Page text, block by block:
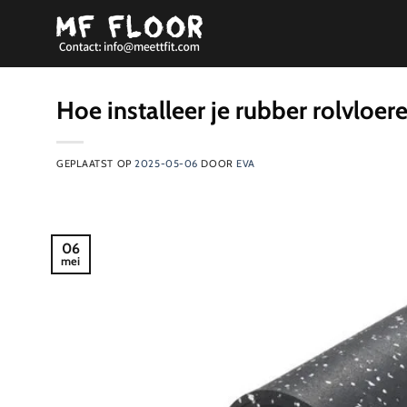
Hoe installeer je rubber
GEPLAATST OP2025-05-06 DOOR EVA
06
mei